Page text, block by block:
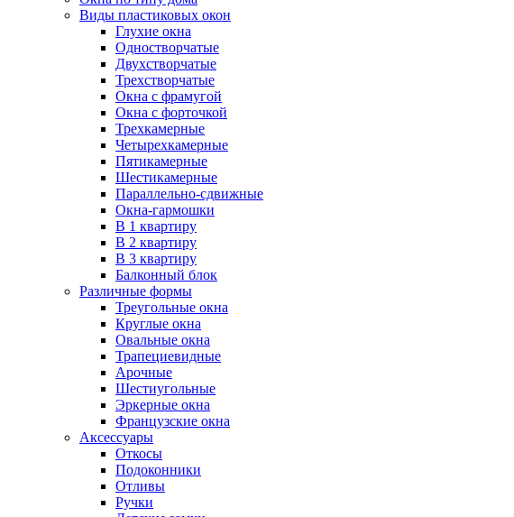
Виды пластиковых окон
Глухие окна
Одностворчатые
Двухстворчатые
Трехстворчатые
Окна с фрамугой
Окна с форточкой
Трехкамерные
Четырехкамерные
Пятикамерные
Шестикамерные
Параллельно-сдвижные
Окна-гармошки
В 1 квартиру
В 2 квартиру
В 3 квартиру
Балконный блок
Различные формы
Треугольные окна
Круглые окна
Овальные окна
Трапециевидные
Арочные
Шестиугольные
Эркерные окна
Французские окна
Аксессуары
Откосы
Подоконники
Отливы
Ручки